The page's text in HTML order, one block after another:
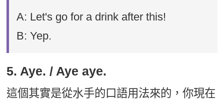
A: Let's go for a drink after this!
B: Yep.
5. Aye. / Aye aye.
這個其實是從水手的口語用法來的，你現在